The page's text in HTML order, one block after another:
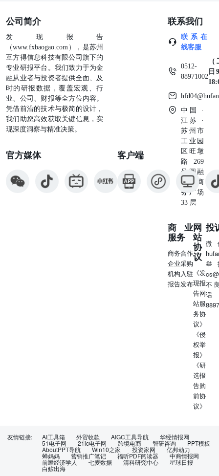
扶持 ②快为重点项目加大资金、流量扶持，重点项目参投
金额提高到50% ②提供选题-剧本-运营-变现全流程专业指
导服务 ③同时将降低门槛，取消项目账号粉丝量限制，助
力行业获得更多元的变化和发展机遇。 ③为合作方抖音账
号提供成长与经营的专业指导 短剧市场逐渐品质化，爱情
题材仍是大热门 2023国产微短剧类型分布情况： 2023爱情
题材超60% 2024年文旅成为创新阵地，现实题材仍为最重
要品类 2023年短剧相关短视频推荐内容在5-8月达到顶峰
2024年Q1微短剧数量略有增幅，类型更趋多样 定制化品牌
短剧效果倍受关注 品牌全局深度植入，从内容、到场景、
到曝光话题、视频封面等，露出更多，拥有更高的曝光和玩
法。与剧情贴合更紧密，契合度高，品牌核心价值提升。
（品牌植入+广告费用）+（定制短剧+热搜） 短剧赢在内
容，品牌赢在生态 预热期-征集预埋 匹配合适的剧本内容打
造悬念，吸引受众关注 爆发期-破圈转化 全链路多场景人群
蓄水，达人明星助力破圈，品牌转化收割 长尾期-衍生留存
赋能品牌，留存人群。番外、花絮、二创，人群复投 大女
主剧情观众更爱看，评论更正向 @姜十七 2023年视频数据
视频数189带货视频26平均点赞72w最高点赞286w 在狗血的
2024年第一季度视频数10总点赞20.7w平均点赞1165.65w 短
剧+科普模式，用花式整活来改变官方死板印象 女性粉丝占
比55.58% 国货潮 美妆、护肤、国货、彩妆 国货热潮，各平
台加码扶持 2023年国货化妆品整体市场回暖，国货实现快
速崛起 国货化妆品在社媒平台上的表现状态极佳 国货美妆
在社媒渠道的销量增长明显 国货品牌同比增长10.3% 国货
商品同比增长40.36% 国货销售额同比增长82.4% 品牌店铺
销量占比超30% 达人推广销量占比超40% 国货品牌需将进
行人-货内容整合，将品牌价值重新进行衡量与提升 3、新
品形象提升 1、品牌形象明确 将 赛 道 细分 、 了解 市场营
销占 比情况，打造明星单品，提升品牌早品类上的引领度
将新品形象、人群进行大数据分析，突 出新 品核 心 要
素，通过关 键 词 输出，打造差异化的人群心智内容 2、人
群定位拉新 4、爆文应用 将人群深度转化+破圈营销两手
抓，找到品牌的机会人群 拆解达人爆文，将爆文进行加热
与投放，实现垂直精耕，非垂破圈 小红书“国货”相关搜索
词超过100万次，反映出当代消费者强烈的民族自豪与文化
自信 根据营销笔记找到适合自己的 适合中国皮肤 有总是风
格和文化底蕴 户外运动 徒步、骑行、露营、滑雪、兴趣、
户外运动、户外风景、户外旅行等相关内容吸引同频用户
社交媒体兴趣激发 兴趣商业化转化 运动形式的选择、装备
的购买、服饰穿搭等 惬意舒适 风景变化 装备案例 穿搭分
享 户外运动热卖品类TOP5 自行车/骑行装备/零配件 2024年
公司简介
发现报告
（www.fxbaogao.com），是苏州
互方得信息科技有限公司旗下的
专业研报平台。我们致力于为金
融从业者与投资者提供全面、及
时的研报数据，覆盖宏观、行
业、公司、财报等全方位内容。
凭借前沿的技术与极简的设计，
我们助您高效获取关键信息，实
现深度洞察与精准决策。
官方媒体 客户端
联系我们
联系在
线客服
0512-
88971002
日
中国 ·
江苏 ·
苏州市
工业园
区旺墩
路269
号圆融
星座商
务广场
33 层
商业
服务
商务合作
企业采购
机构入驻
报告发布
网
站
协
议
《发
现报
告网
站服
务协
议》
《侵
权举
报》
《研
选报
告购
前协
议》
投
微
举
不
友情链接: AI工具箱 外贸收款 AIGC工具导航 华经情报网
51电子网 21ic电子网 跨境电商 智研咨询 PPT模板
AboutPPT导航 Win10之家 投资家网 亿邦动力
蝉妈妈 营销推广笔记 福昕PDF阅读器 中商情报网
前瞻经济学人 七麦数据 清科研究中心 星球日报
白鲸出海